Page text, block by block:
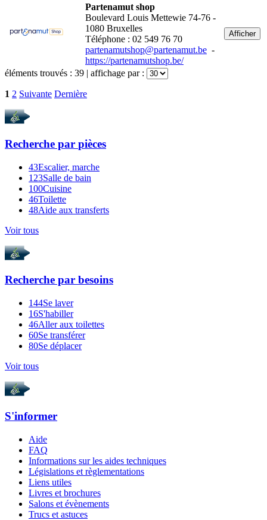
Partenamut shop
Boulevard Louis Mettewie 74-76 -
1080 Bruxelles
Téléphone : 02 549 76 70
partenamutshop@partenamut.be -
https://partenamutshop.be/
Afficher
éléments trouvés : 39 | affichage par :
1 2 Suivante Dernière
Recherche par pièces
43Escalier, marche
123Salle de bain
100Cuisine
46Toilette
48Aide aux transferts
Voir tous
Recherche par besoins
144Se laver
16S'habiller
46Aller aux toilettes
60Se transférer
80Se déplacer
Voir tous
S'informer
Aide
FAQ
Informations sur les aides techniques
Législations et règlementations
Liens utiles
Livres et brochures
Salons et évènements
Trucs et astuces